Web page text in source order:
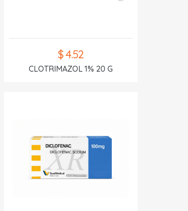
$ 4.52
CLOTRIMAZOL 1% 20 G